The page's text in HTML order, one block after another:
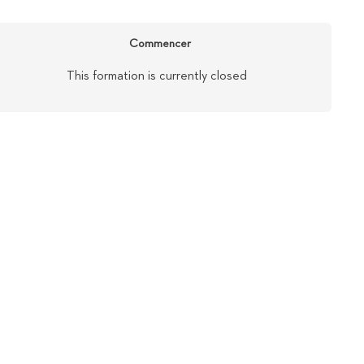
Commencer
This formation is currently closed